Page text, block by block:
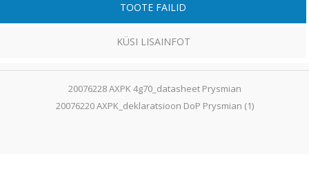
TOOTE FAILID
KÜSI LISAINFOT
20076228 AXPK 4g70_datasheet Prysmian
20076220 AXPK_deklaratsioon DoP Prysmian (1)